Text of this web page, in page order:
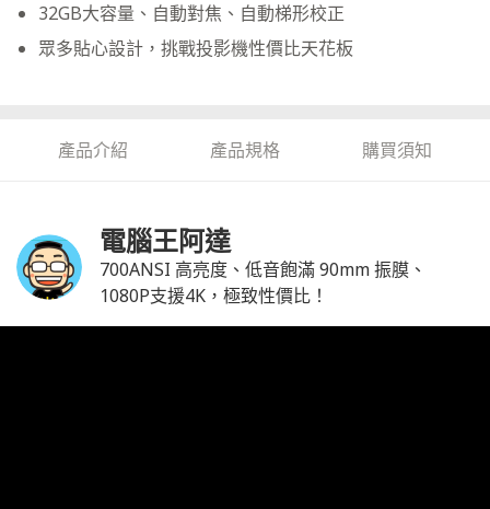
32GB大容量、自動對焦、自動梯形校正
眾多貼心設計，挑戰投影機性價比天花板
產品介紹 產品規格 購買須知
電腦王阿達
700ANSI 高亮度、低音飽滿 90mm 振膜、
1080P支援4K，極致性價比！